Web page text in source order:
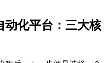
动化平台：三大核